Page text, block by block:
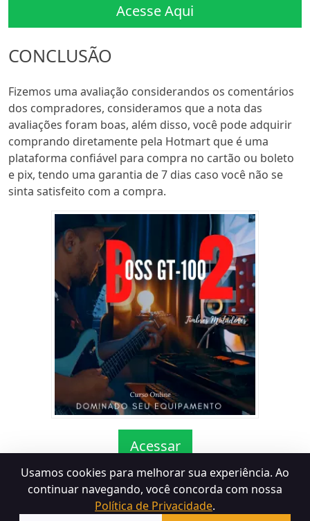
Acesse Aqui
CONCLUSÃO
Fizemos uma avaliação considerandos os comentários
dos compradores, consideramos que a nota das
avaliações foram boas, além disso, você pode adquirir
comprando diretamente pela Hotmart que é uma
plataforma confiável para compra no cartão ou boleto
e pix, tendo uma garantia de 7 dias caso você não se
sinta satisfeito com a compra.
Usamos cookies para melhorar sua experiência. Ao
continuar navegando, você concorda com nossa
Política de Privacidade.